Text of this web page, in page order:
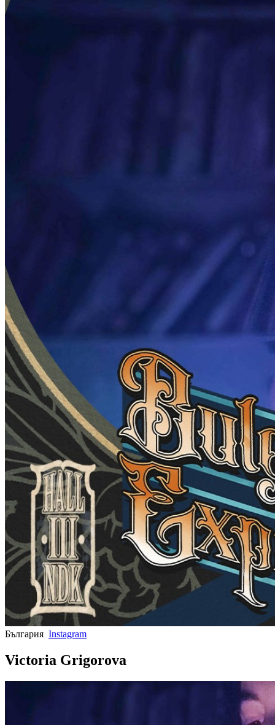
България Instagram
Victoria Grigorova